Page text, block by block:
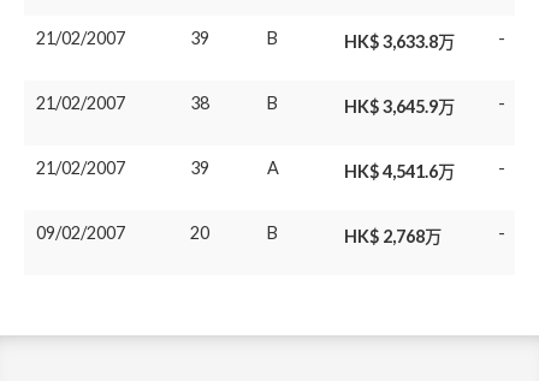
21/02/2007 39 B HK$ 3,633.8万 -
21/02/2007 38 B HK$ 3,645.9万 -
21/02/2007 39 A HK$ 4,541.6万 -
09/02/2007 20 B HK$ 2,768万 -